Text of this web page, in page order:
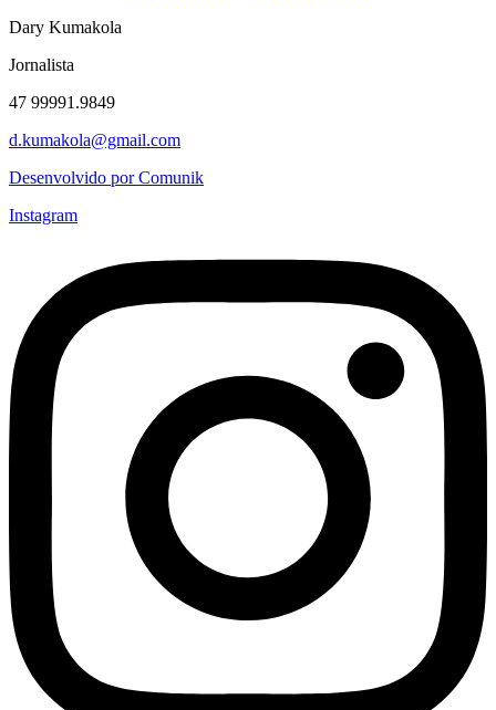
Dary Kumakola
Jornalista
47 99991.9849
d.kumakola@gmail.com
Desenvolvido por Comunik
Instagram